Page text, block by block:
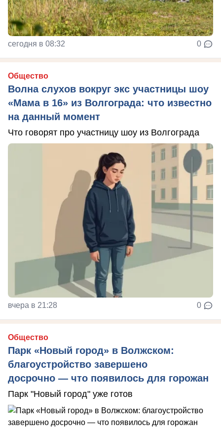
сегодня в 08:32 0
Общество
Волна слухов вокруг экс участницы шоу
«Мама в 16» из Волгограда: что известно
на данный момент
Что говорят про участницу шоу из Волгограда
вчера в 21:28 0
Общество
Парк «Новый город» в Волжском:
благоустройство завершено
досрочно — что появилось для горожан
Парк "Новый город" уже готов